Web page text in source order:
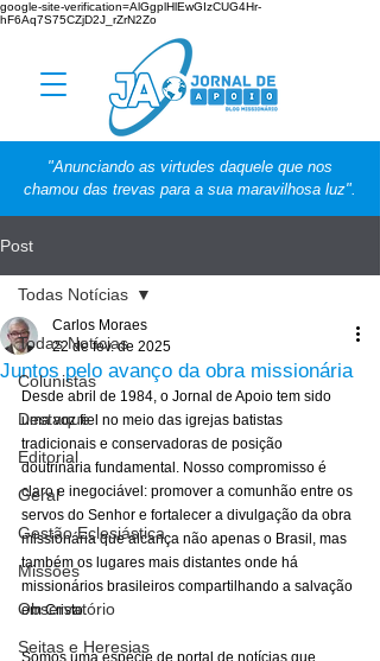
google-site-verification=AlGgplHlEwGIzCUG4Hr-
hF6Aq7S75CZjD2J_rZrN2Zo
"Anunciando as virtudes daquele que nos
chamou das trevas para a sua maravilhosa luz".
Post
Todas Notícias
Colunistas
Destaque
Editorial
Geral
Gestão Eclesiástica
Missões
Observatório
Seitas e Heresias
Todas Notícias
Juntos pelo avanço da obra missionária
Carlos Moraes
22 de fev. de 2025
Desde abril de 1984, o Jornal de Apoio tem sido
uma voz fiel no meio das igrejas batistas
tradicionais e conservadoras de posição
doutrinária fundamental. Nosso compromisso é
claro e inegociável: promover a comunhão entre os
servos do Senhor e fortalecer a divulgação da obra
missionária que alcança não apenas o Brasil, mas
também os lugares mais distantes onde há
missionários brasileiros compartilhando a salvação
em Cristo.
Somos uma espécie de portal de notícias que